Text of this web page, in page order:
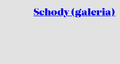
Schody (galeria)